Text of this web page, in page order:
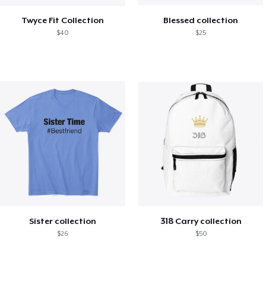
Twyce Fit Collection
$40
Blessed collection
$25
Sister collection
$26
318 Carry collection
$50